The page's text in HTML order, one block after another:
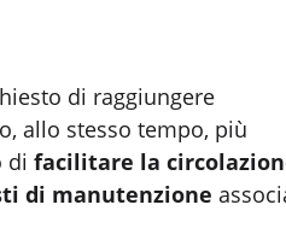
di raggiungere
allo stesso tempo, più
di facilitare la
di manutenzione